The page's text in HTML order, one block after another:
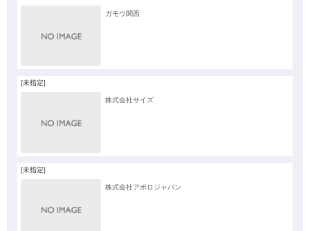
ガモウ関西
[未指定]
株式会社サイズ
[未指定]
株式会社アポロジャパン